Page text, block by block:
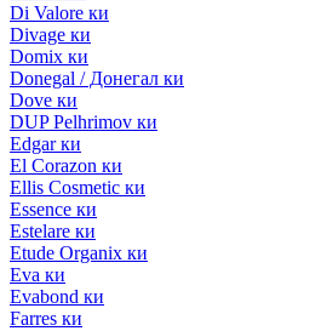
Di Valore ки
Divage ки
Domix ки
Donegal / Донегал ки
Dove ки
DUP Pelhrimov ки
Edgar ки
El Corazon ки
Ellis Cosmetic ки
Essence ки
Estelare ки
Etude Organix ки
Eva ки
Evabond ки
Farres ки